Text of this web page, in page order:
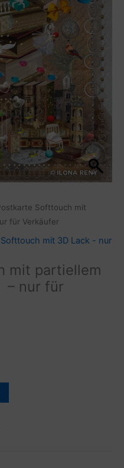
Softtouch mit
für Verkäufer
mit 3D Lack - nur
mit partiellem
– nur für